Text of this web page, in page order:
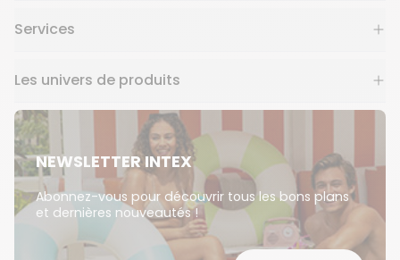
Services
Les univers de produits
NEWSLETTER INTEX
Abonnez-vous pour découvrir tous les bons plans
et dernières nouveautés !